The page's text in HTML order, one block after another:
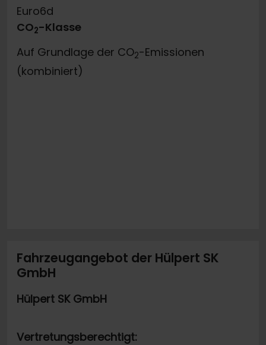
Euro6d
CO2-Klasse
Auf Grundlage der CO2-Emissionen
(kombiniert)
Fahrzeugangebot der Hülpert SK
GmbH
Hülpert SK GmbH
Vertretungsberechtigt: